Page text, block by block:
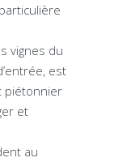
vignes du
est
piétonnier
et
au